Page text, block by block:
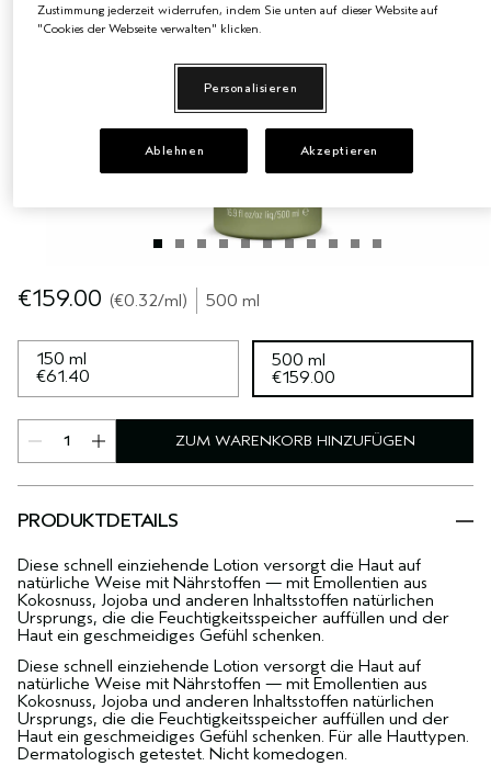
EMPFINDLICHE KOPFHAUT
PURE ABUNDANCE
ALLE KOLLEKTIONEN
€159.00 €0.32/ml 500 ml
150 ml
€61.40
500 ml
€159.00
ZUM WARENKORB HINZUFÜGEN
PRODUKTDETAILS
Diese schnell einziehende Lotion versorgt die Haut auf
natürliche Weise mit Nährstoffen — mit Emollentien aus
Kokosnuss, Jojoba und anderen Inhaltsstoffen natürlichen
Ursprungs, die die Feuchtigkeitsspeicher auffüllen und der
Haut ein geschmeidiges Gefühl schenken.
Diese schnell einziehende Lotion versorgt die Haut auf
natürliche Weise mit Nährstoffen — mit Emollentien aus
Kokosnuss, Jojoba und anderen Inhaltsstoffen natürlichen
Ursprungs, die die Feuchtigkeitsspeicher auffüllen und der
Haut ein geschmeidiges Gefühl schenken. Für alle Hauttypen.
Dermatologisch getestet. Nicht komedogen.
Zustimmung jederzeit widerrufen, indem Sie unten auf dieser Website auf
"Cookies der Webseite verwalten" klicken.
Personalisieren
Ablehnen Akzeptieren